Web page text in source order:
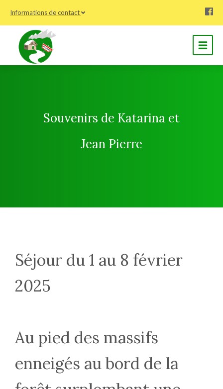
Informations de contact
Souvenirs de Katarina et
Jean Pierre
Séjour du 1 au 8 février
2025
Au pied des massifs
enneigés au bord de la